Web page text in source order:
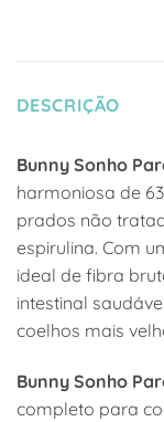
DESCRIÇÃO
Bunny Sonho
harmoniosa de
prados não
espirulina. Com
ideal de fibra
intestinal
coelhos mais
Bunny Sonho
completo para